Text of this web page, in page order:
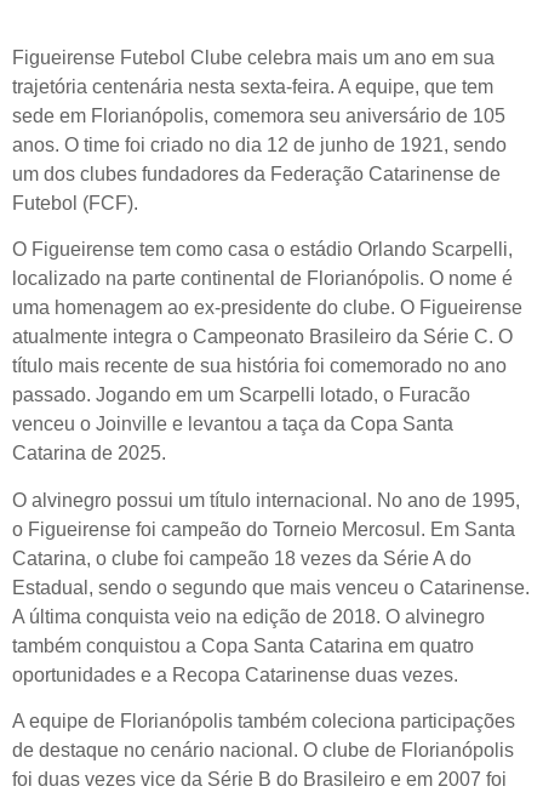
Figueirense Futebol Clube celebra mais um ano em sua
trajetória centenária nesta sexta-feira. A equipe, que tem
sede em Florianópolis, comemora seu aniversário de 105
anos. O time foi criado no dia 12 de junho de 1921, sendo
um dos clubes fundadores da Federação Catarinense de
Futebol (FCF).
O Figueirense tem como casa o estádio Orlando Scarpelli,
localizado na parte continental de Florianópolis. O nome é
uma homenagem ao ex-presidente do clube. O Figueirense
atualmente integra o Campeonato Brasileiro da Série C. O
título mais recente de sua história foi comemorado no ano
passado. Jogando em um Scarpelli lotado, o Furacão
venceu o Joinville e levantou a taça da Copa Santa
Catarina de 2025.
O alvinegro possui um título internacional. No ano de 1995,
o Figueirense foi campeão do Torneio Mercosul. Em Santa
Catarina, o clube foi campeão 18 vezes da Série A do
Estadual, sendo o segundo que mais venceu o Catarinense.
A última conquista veio na edição de 2018. O alvinegro
também conquistou a Copa Santa Catarina em quatro
oportunidades e a Recopa Catarinense duas vezes.
A equipe de Florianópolis também coleciona participações
de destaque no cenário nacional. O clube de Florianópolis
foi duas vezes vice da Série B do Brasileiro e em 2007 foi